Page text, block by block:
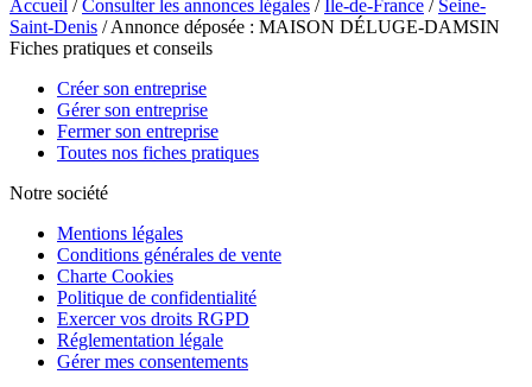
Accueil /Consulter les annonces légales /Île-de-France / Seine-
Saint-Denis / Annonce déposée : MAISON DÉLUGE-DAMSIN
Fiches pratiques et conseils
Créer son entreprise
Gérer son entreprise
Fermer son entreprise
Toutes nos fiches pratiques
Notre société
Mentions légales
Conditions générales de vente
Charte Cookies
Politique de confidentialité
Exercer vos droits RGPD
Réglementation légale
Gérer mes consentements